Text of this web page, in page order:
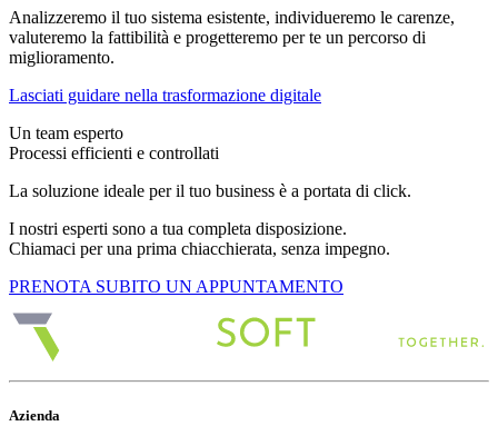
Analizzeremo il tuo sistema esistente, individueremo le carenze,
valuteremo la fattibilità e progetteremo per te un percorso di
miglioramento.
Lasciati guidare nella trasformazione digitale
Un team esperto
Processi efficienti e controllati
La soluzione ideale per il tuo business è a portata di click.
I nostri esperti sono a tua completa disposizione.
Chiamaci per una prima chiacchierata, senza impegno.
PRENOTA SUBITO UN APPUNTAMENTO
Azienda